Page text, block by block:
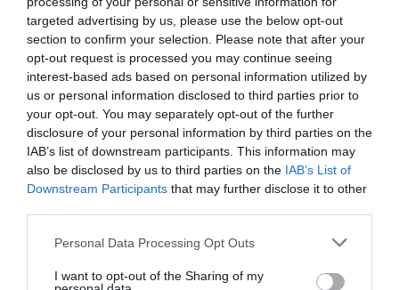
targeted advertising by us, please use the below opt-out
section to confirm your selection. Please note that after your
opt-out request is processed you may continue seeing
interest-based ads based on personal information utilized by
us or personal information disclosed to third parties prior to
your opt-out. You may separately opt-out of the further
disclosure of your personal information by third parties on the
IAB’s list of downstream participants. This information may
also be disclosed by us to third parties on the IAB’s List of
Downstream Participants that may further disclose it to other
Personal Data Processing Opt Outs
I want to opt-out of the Sharing of my